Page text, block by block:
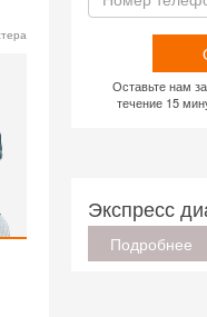
Оставьте нам
течение 15
Экспресс
Подробнее